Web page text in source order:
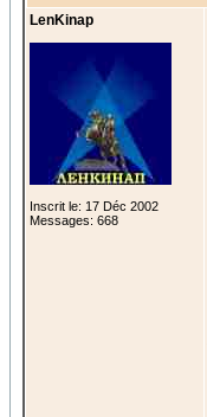
LenKinap
Inscrit le: 17 Déc 2002
Messages: 668